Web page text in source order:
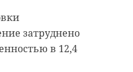
затруднено
в 12,4